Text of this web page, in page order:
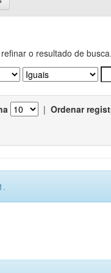
o resultado de busca.
| Ordenar